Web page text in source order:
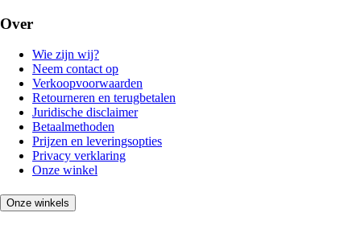
Over
Wie zijn wij?
Neem contact op
Verkoopvoorwaarden
Retourneren en terugbetalen
Juridische disclaimer
Betaalmethoden
Prijzen en leveringsopties
Privacy verklaring
Onze winkel
Onze winkels